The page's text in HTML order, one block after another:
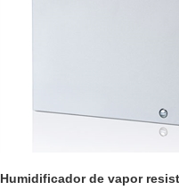
Humidificador de vapor